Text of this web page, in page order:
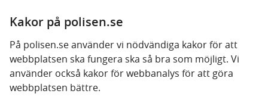
Kakor på polisen.se
På polisen.se använder vi nödvändiga kakor för att
webbplatsen ska fungera ska så bra som möjligt. Vi
använder också kakor för webbanalys för att göra
webbplatsen bättre.